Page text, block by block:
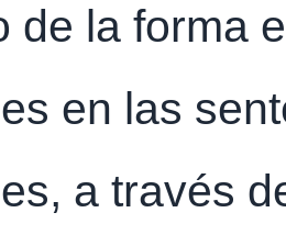
de la forma
en las
a través